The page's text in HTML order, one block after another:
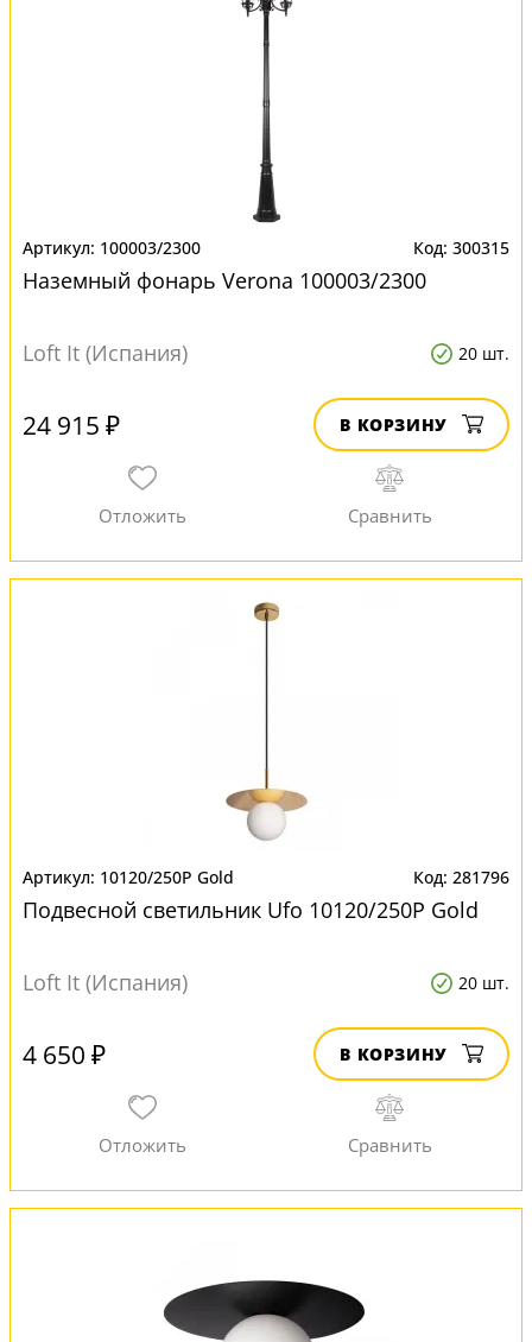
100003/2300 300315
Наземный фонарь Verona 100003/2300
Loft It (Испания) 20 шт.
24 915 ₽ В КОРЗИНУ
10120/250P Gold 281796
Подвесной светильник Ufo 10120/250P Gold
Loft It (Испания) 20 шт.
4 650 ₽ В КОРЗИНУ